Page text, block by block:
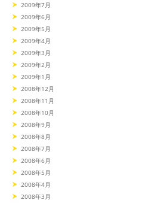
2009年7月
2009年6月
2009年5月
2009年4月
2009年3月
2009年2月
2009年1月
2008年12月
2008年11月
2008年10月
2008年9月
2008年8月
2008年7月
2008年6月
2008年5月
2008年4月
2008年3月